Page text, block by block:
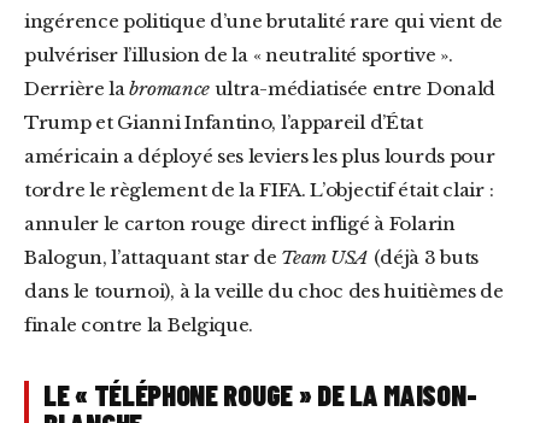
ingérence politique d’une brutalité rare qui vient de
pulvériser l’illusion de la « neutralité sportive ».
Derrière labromance ultra-médiatisée entre Donald
Trump et Gianni Infantino, l’appareil d’État
américain a déployé ses leviers les plus lourds pour
tordre le règlement de la FIFA. L’objectif était clair :
annuler le carton rouge direct infligé à Folarin
Balogun, l’attaquant star de Team USA (déjà 3 buts
dans le tournoi), à la veille du choc des huitièmes de
finale contre la Belgique.
LE « TÉLÉPHONE ROUGE » DE LA MAISON-